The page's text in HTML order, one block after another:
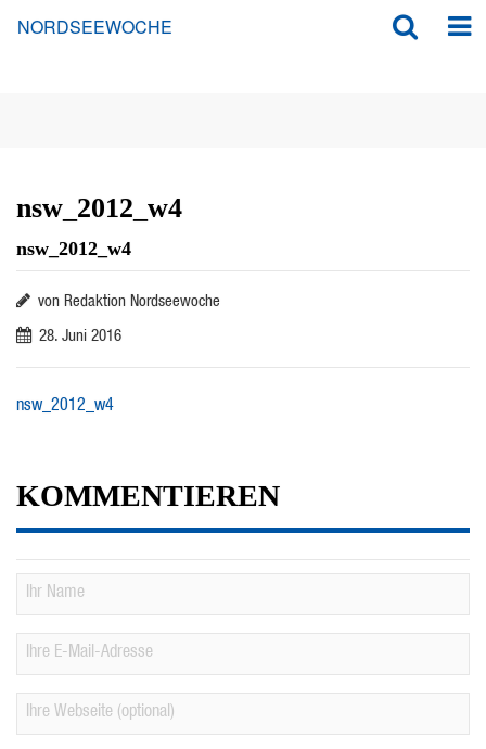
NORDSEEWOCHE
nsw_2012_w4
nsw_2012_w4
von Redaktion Nordseewoche
28. Juni 2016
nsw_2012_w4
KOMMENTIEREN